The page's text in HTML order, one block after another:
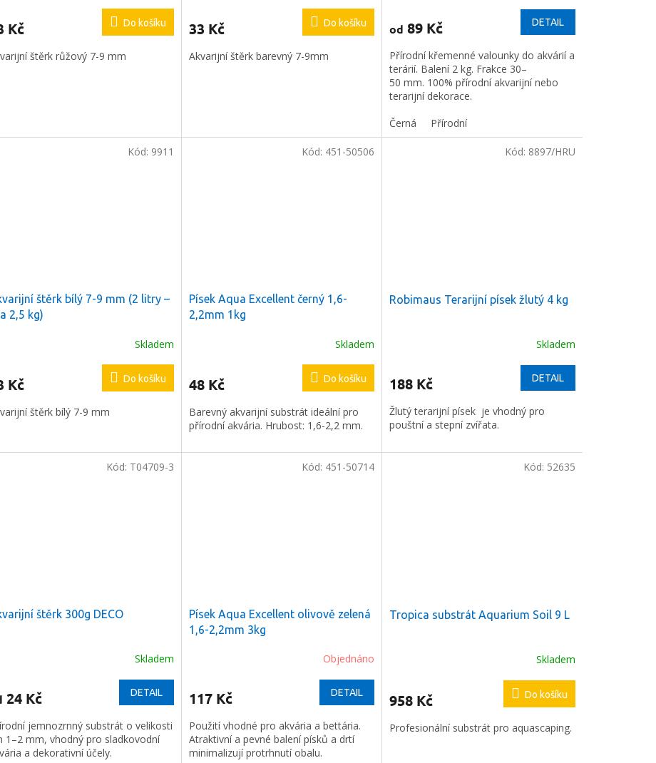
Kč Do košíku
štěrk růžový 7-9 mm
33 Kč Do košíku
Akvarijní štěrk barevný 7-9mm
od 89 Kč DETAIL
Přírodní křemenné valounky do akvárií a
terárií. Balení 2 kg. Frakce 30–
50 mm. 100% přírodní akvarijní nebo
terarijní dekorace.
Černá
Přírodní
štěrk bílý 7-9 mm (2 litry –
2,5 kg)
Skladem
Kč Do košíku
štěrk bílý 7-9 mm
Kód: 9911
Písek Aqua Excellent černý 1,6-
2,2mm 1kg
Skladem
48 Kč Do košíku
Barevný akvarijní substrát ideální pro
přírodní akvária. Hrubost: 1,6-2,2 mm.
Kód: 451-50506
Robimaus Terarijní písek žlutý 4 kg
Skladem
188 Kč DETAIL
Žlutý terarijní písek je vhodný pro
pouštní a stepní zvířata.
Kód: 8897/HRU
štěrk 300g DECO
Skladem
24 Kč DETAIL
jemnozrnný substrát o velikosti
1–2 mm, vhodný pro sladkovodní
a dekorativní účely.
Kód: T04709-3
Písek Aqua Excellent olivově zelená
1,6-2,2mm 3kg
Objednáno
117 Kč DETAIL
Použití vhodné pro akvária a bettária.
Atraktivní a pevné balení písků a drtí
minimalizují protrhnutí obalu.
Kód: 451-50714
Tropica substrát Aquarium Soil 9 L
Skladem
958 Kč Do košíku
Profesionální substrát pro aquascaping.
Kód: 52635
2 %na
nákup